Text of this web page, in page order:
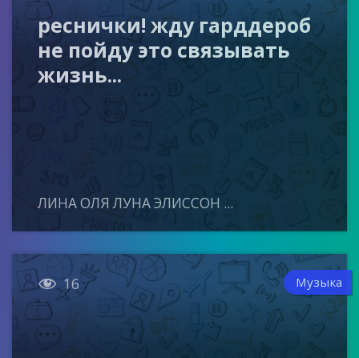
реснички! жду гарддероб
не пойду это связывать
жизнь...
ЛИНА ОЛЯ ЛУНА ЭЛИССОН ...
 16 Музыка